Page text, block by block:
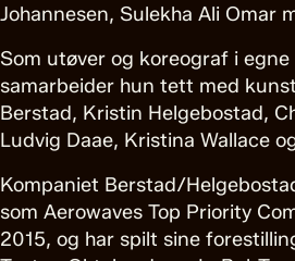
Johannesen, Sulekha Ali Omar
Som utøver og koreograf i
samarbeider hun tett med
Berstad, Kristin Helgebostad,
Ludvig Daae, Kristina Wallace
Kompaniet Berstad/
som Aerowaves Top Priority
2015, og har spilt sine